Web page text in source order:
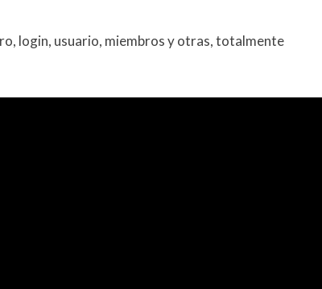
login, usuario, miembros y otras, totalmente